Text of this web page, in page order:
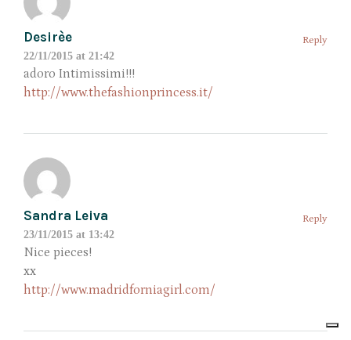
Desirèe
22/11/2015 at 21:42
Reply
adoro Intimissimi!!!
http://www.thefashionprincess.it/
Sandra Leiva
23/11/2015 at 13:42
Reply
Nice pieces!
xx
http://www.madridforniagirl.com/